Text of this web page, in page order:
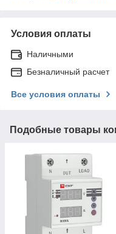
Условия оплаты
Наличными
Безналичный расчет
Все условия оплаты
Подобные товары